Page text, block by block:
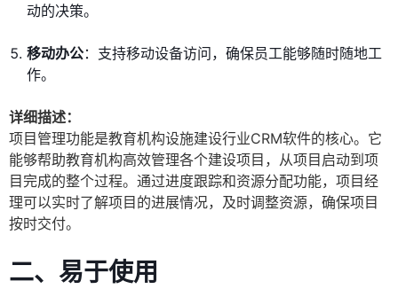
动的决策。
移动办公：支持移动设备访问，确保员工能够随时随地工
作。
详细描述：
项目管理功能是教育机构设施建设行业CRM软件的核心。它
能够帮助教育机构高效管理各个建设项目，从项目启动到项
目完成的整个过程。通过进度跟踪和资源分配功能，项目经
理可以实时了解项目的进展情况，及时调整资源，确保项目
按时交付。
二、易于使用